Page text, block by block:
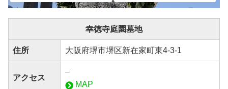
幸徳寺庭園墓地
住所 大阪府堺市堺区新在家町東4-3-1
アクセス
–
MAP